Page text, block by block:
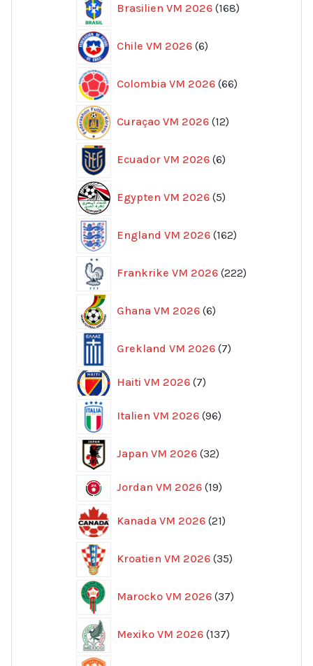
Brasilien VM 2026 168
produkter
Chile VM 2026 6
produkter
Colombia VM 2026 66
produkter
Curaçao VM 2026 12
produkter
Ecuador VM 2026 6
produkter
Egypten VM 2026 5
produkter
England VM 2026 162
produkter
Frankrike VM 2026 222
produkter
Ghana VM 2026 6
produkter
Grekland VM 2026 7
produkter
Haiti VM 2026 77
Italien VM 2026 96
produkter
Japan VM 2026 32
produkter
Jordan VM 2026 1919
Kanada VM 2026 21
produkter
Kroatien VM 2026 35
produkter
Marocko VM 2026 37
produkter
Mexiko VM 2026 137
produkter